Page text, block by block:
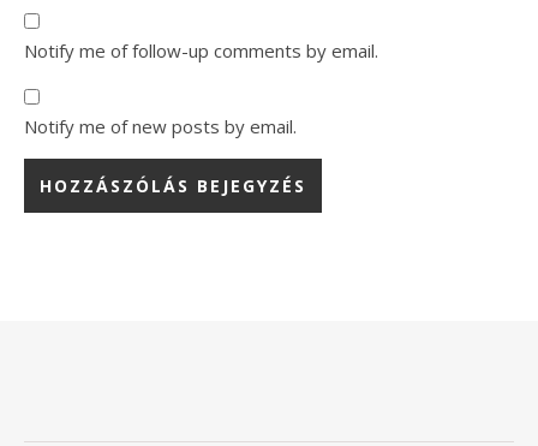
Notify me of follow-up comments by email.
Notify me of new posts by email.